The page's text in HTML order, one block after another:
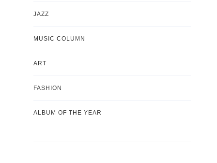
JAZZ
MUSIC COLUMN
ART
FASHION
ALBUM OF THE YEAR